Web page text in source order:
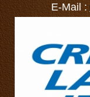
E-Mail :